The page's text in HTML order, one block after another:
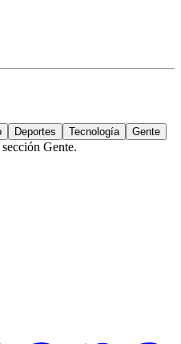
Deportes Tecnología Gente
Gente.